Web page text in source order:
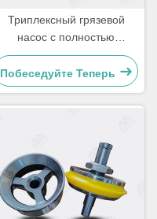
Триплексный грязевой
насос с полностью
открытым клапаном и
сиденьем
Побеседуйте Теперь